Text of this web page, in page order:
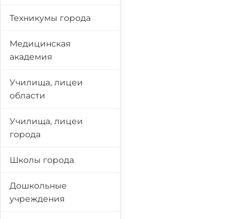
Техникумы города
Медицинская
академия
Училища, лицеи
области
Училища, лицеи
города
Школы города
Дошкольные
учреждения